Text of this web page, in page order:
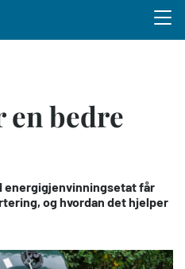
bedre
energigjenvinningsetat får
og hvordan det hjelper